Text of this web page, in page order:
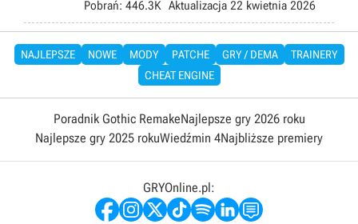
Pobrań: 446.3K Aktualizacja 22 kwietnia 2026
NAJLEPSZE NOWE MODY PATCHE GRY / DEMA
TRAINERY
CHEAT ENGINE
Poradnik Gothic RemakeNajlepsze gry 2026 roku
Najlepsze gry 2025 rokuWiedźmin 4Najbliższe premiery
GRYOnline.pl: